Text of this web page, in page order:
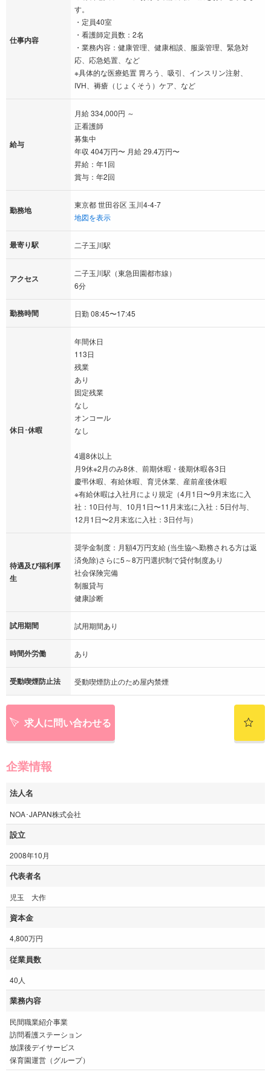
仕事内容
す。
・定員40室
・看護師定員数：2名
・業務内容：健康管理、健康相談、服薬管理、緊急対
応、応急処置、など
※具体的な医療処置 胃ろう、吸引、インスリン注射、
IVH、褥瘡（じょくそう）ケア、など
給与
月給 334,000円 ～
正看護師
募集中
年収 404万円〜 月給 29.4万円〜
昇給：年1回
賞与：年2回
勤務地
東京都 世田谷区 玉川4-4-7
地図を表示
最寄り駅 二子玉川駅
アクセス
二子玉川駅（東急田園都市線）
6分
勤務時間 日勤 08:45〜17:45
休日･休暇
年間休日
113日
残業
あり
固定残業
なし
オンコール
なし
4週8休以上
月9休※2月のみ8休、前期休暇・後期休暇各3日
慶弔休暇、有給休暇、育児休業、産前産後休暇
※有給休暇は入社月により規定（4月1日〜9月末迄に入
社：10日付与、10月1日〜11月末迄に入社：5日付与、
12月1日〜2月末迄に入社：3日付与）
待遇及び福利厚
生
奨学金制度：月額4万円支給 (当生協へ勤務される方は返
済免除)さらに5～8万円選択制で貸付制度あり
社会保険完備
制服貸与
健康診断
試用期間 試用期間あり
時間外労働 あり
受動喫煙防止法 受動喫煙防止のため屋内禁煙
求人に問い合わせる
企業情報
法人名
NOA･JAPAN株式会社
設立
2008年10月
代表者名
児玉 大作
資本金
4,800万円
従業員数
40人
業務内容
民間職業紹介事業
訪問看護ステーション
放課後デイサービス
保育園運営（グループ）